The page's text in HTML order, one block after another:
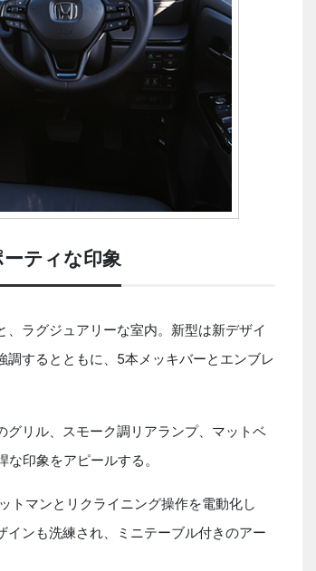
ティな印象
ラグジュアリーな室内。新型は新デザイ
するとともに、5本メッキバーとエンブレ
リル、スモーク調リアランプ、マットベ
印象をアピールする。
マンとリクライニング操作を電動化し
ンも洗練され、ミニテーブル付きのアー